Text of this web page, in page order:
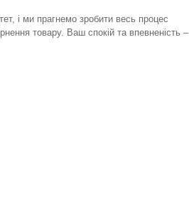
і ми прагнемо зробити весь процес
товару. Ваш спокій та впевненість –